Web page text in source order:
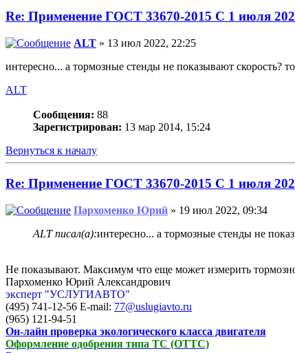
Re: Применение ГОСТ 33670-2015 С 1 июля
ALT » 13 июл 2022, 22:25
интересно... а тормозные стенды не показывают скорость?
ALT
Сообщения: 88
Зарегистрирован: 13 мар 2014, 15:24
Вернуться к началу
Re: Применение ГОСТ 33670-2015 С 1 июля
Пархоменко Юрий » 19 июл 2022, 09:34
ALT писал(а):интересно... а тормозные стенды не
Не показывают. Максимум что еще может измерить
Пархоменко Юрий Александрович
эксперт "УСЛУГИАВТО"
(495) 741-12-56 E-mail: 77@uslugiavto.ru
(965) 121-94-51
Он-лайн проверка экологического класса двигателя
Оформление одобрения типа ТС (ОТТС)